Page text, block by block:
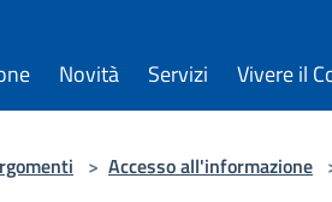
Novità Servizi Vivere il
> Accesso all'informazione